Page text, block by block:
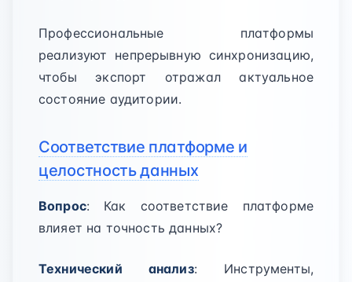
Профессиональные платформы
реализуют непрерывную синхронизацию,
чтобы экспорт отражал актуальное
состояние аудитории.
Соответствие платформе и
целостность данных
Вопрос: Как соответствие платформе
влияет на точность данных?
Технический анализ: Инструменты,